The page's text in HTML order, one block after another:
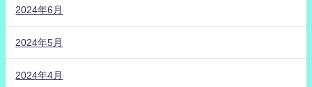
2024年6月
2024年5月
2024年4月